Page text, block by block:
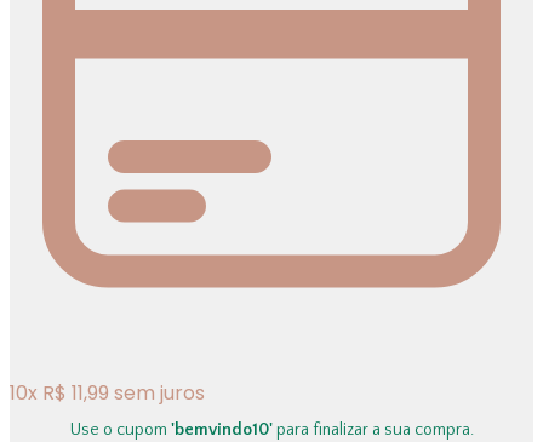
10x R$ 11,99 sem juros
Use o cupom 'bemvindo10'para finalizar a sua compra.